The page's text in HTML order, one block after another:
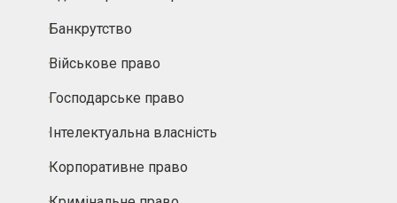
Банкрутство
Військове право
Господарське право
Інтелектуальна власність
Корпоративне право